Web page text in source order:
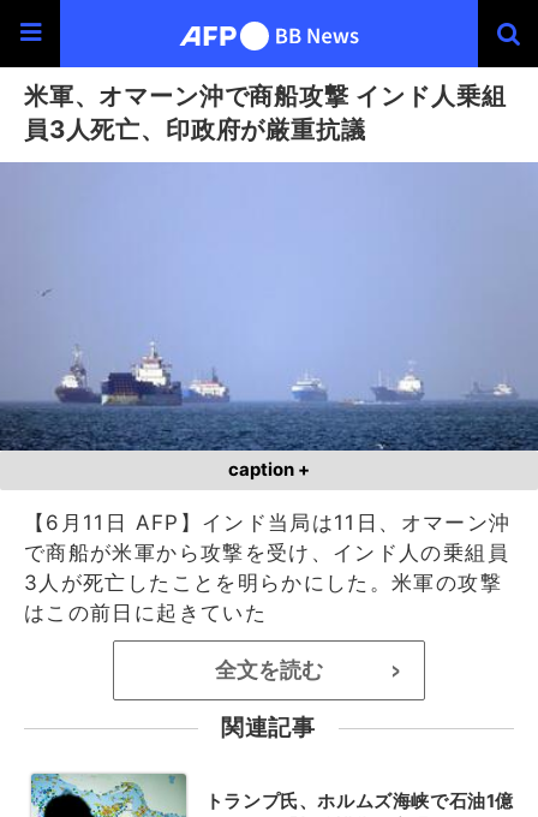
米軍、オマーン沖で商船攻撃 インド人乗組
員3人死亡、印政府が厳重抗議
caption +
【6月11日 AFP】インド当局は11日、オマーン沖
で商船が米軍から攻撃を受け、インド人の乗組員
3人が死亡したことを明らかにした。米軍の攻撃
はこの前日に起きていた
全文を読む >
関連記事
トランプ氏、ホルムズ海峡で石油1億